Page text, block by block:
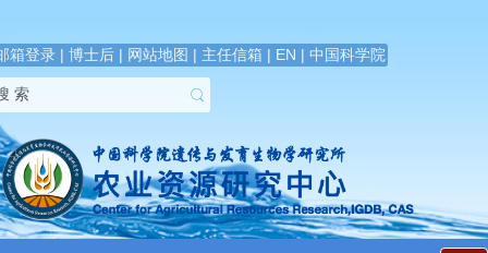
箱登录 | 博士后 | 网站地图 | 主任信箱 | EN | 中国科学院